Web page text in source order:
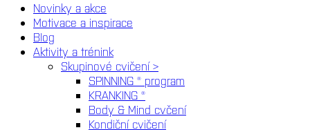
Novinky a akce
Motivace a inspirace
Blog
Aktivity a trénink
Skupinové cvičení >
SPINNING ® program
KRANKING ®
Body & Mind cvčení
Kondiční cvičení